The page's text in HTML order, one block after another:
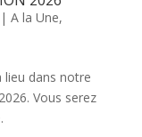
| A la Une,
lieu dans notre
Vous serez